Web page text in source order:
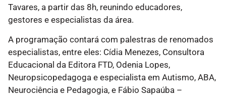
Tavares, a partir das 8h, reunindo educadores,
gestores e especialistas da área.
A programação contará com palestras de renomados
especialistas, entre eles: Cídia Menezes, Consultora
Educacional da Editora FTD, Odenia Lopes,
Neuropsicopedagoga e especialista em Autismo, ABA,
Neurociência e Pedagogia, e Fábio Sapaúba –